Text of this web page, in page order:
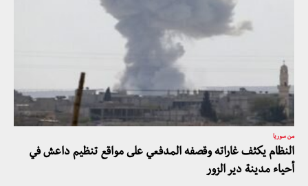
من سوريا
النظام يكثف غاراته وقصفه المدفعي على مواقع تنظيم داعش في
أحياء مدينة دير الزور